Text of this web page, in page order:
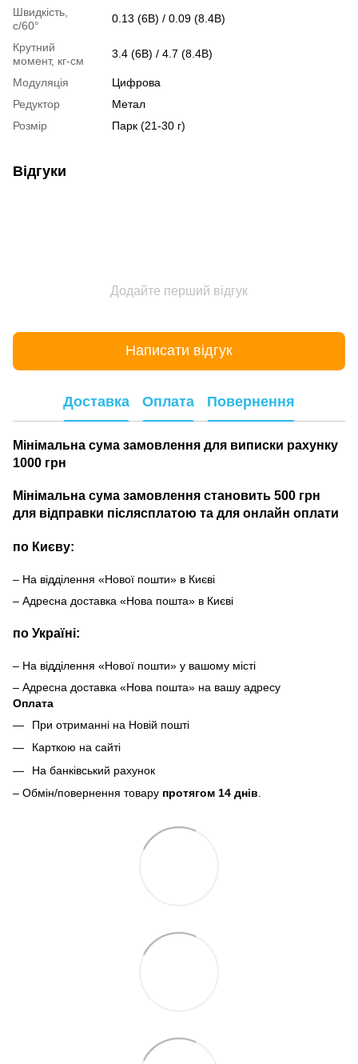
Швидкість,
с/60°
0.13 (6В) / 0.09 (8.4В)
Крутний
момент, кг-см
3.4 (6В) / 4.7 (8.4В)
Модуляція
Цифрова
Редуктор
Метал
Розмір
Парк (21-30 г)
Відгуки
Додайте перший відгук
Написати відгук
Доставка Оплата Повернення
Мінімальна сума замовлення для виписки рахунку
1000 грн
Мінімальна сума замовлення становить 500 грн
для відправки післясплатою та для онлайн оплати
по Києву:
– На відділення «Нової пошти» в Києві
– Адресна доставка «Нова пошта» в Києві
по Україні:
– На відділення «Нової пошти» у вашому місті
– Адресна доставка «Нова пошта» на вашу адресу
Оплата
При отриманні на Новій пошті
Карткою на сайті
На банківський рахунок
– Обмін/повернення товару протягом 14 днів